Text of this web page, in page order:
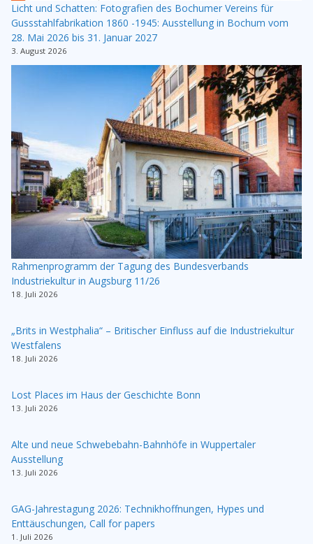
Licht und Schatten: Fotografien des Bochumer Vereins für
Gussstahlfabrikation 1860 -1945: Ausstellung in Bochum vom
28. Mai 2026 bis 31. Januar 2027
3. August 2026
Rahmenprogramm der Tagung des Bundesverbands
Industriekultur in Augsburg 11/26
18. Juli 2026
„Brits in Westphalia“ – Britischer Einfluss auf die Industriekultur
Westfalens
18. Juli 2026
Lost Places im Haus der Geschichte Bonn
13. Juli 2026
Alte und neue Schwebebahn-Bahnhöfe in Wuppertaler
Ausstellung
13. Juli 2026
GAG-Jahrestagung 2026: Technikhoffnungen, Hypes und
Enttäuschungen, Call for papers
1. Juli 2026